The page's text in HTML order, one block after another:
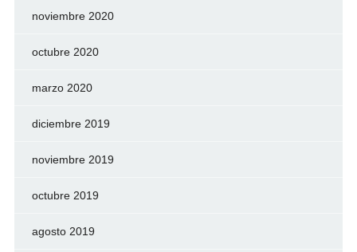
noviembre 2020
octubre 2020
marzo 2020
diciembre 2019
noviembre 2019
octubre 2019
agosto 2019